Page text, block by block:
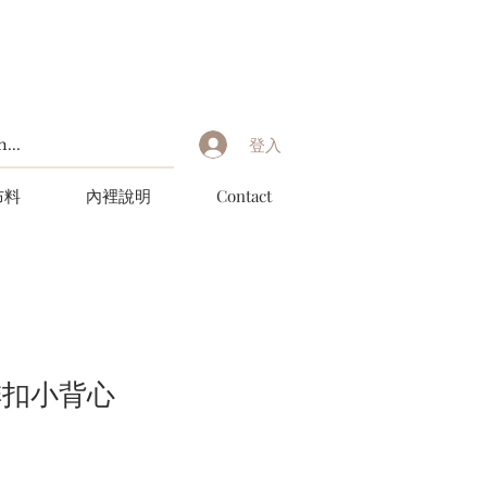
登入
料 內裡說明 Contact
小背心